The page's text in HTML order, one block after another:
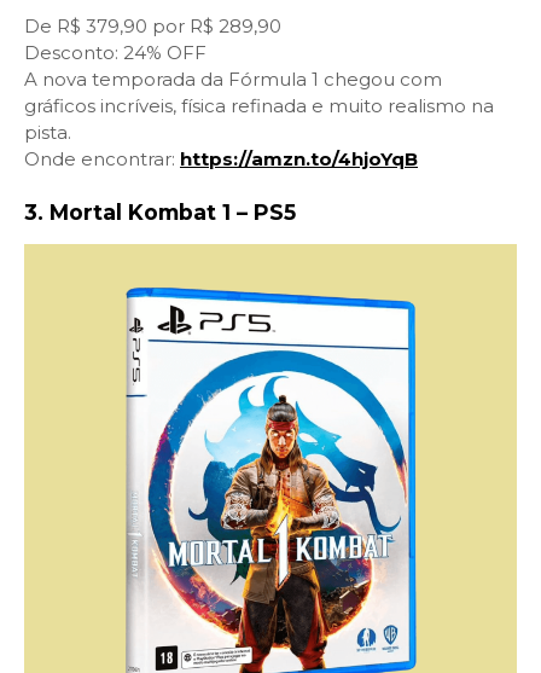
De R$ 379,90 por R$ 289,90
Desconto: 24% OFF
A nova temporada da Fórmula 1 chegou com
gráficos incríveis, física refinada e muito realismo na
pista.
Onde encontrar: https://amzn.to/4hjoYqB
3. Mortal Kombat 1 – PS5